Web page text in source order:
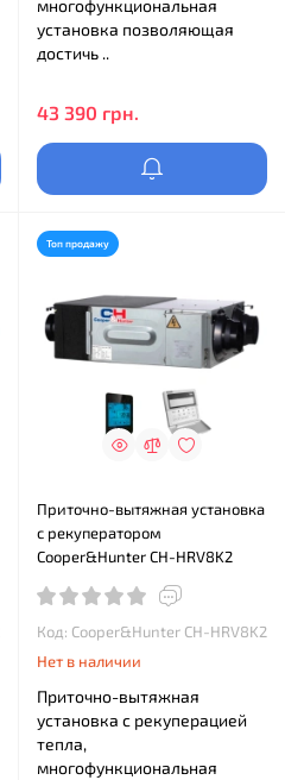
многофункциональная
установка позволяющая
достичь ..
43 390 грн.
Топ продажу
Приточно-вытяжная установка
с рекуператором
Cooper&Hunter CH-HRV8K2
Код: Cooper&Hunter CH-HRV8K2
Нет в наличии
Приточно-вытяжная
установка с рекуперацией
тепла,
многофункциональная